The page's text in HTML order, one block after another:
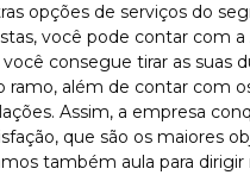
opções de serviços do
você pode contar com a
consegue tirar as suas
ramo, além de contar com
Assim, a empresa
que são os maiores
também aula para